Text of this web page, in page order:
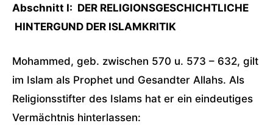
Abschnitt I: DER RELIGIONSGESCHICHTLICHE
HINTERGUND DER ISLAMKRITIK
Mohammed, geb. zwischen 570 u. 573 – 632, gilt
im Islam als Prophet und Gesandter Allahs. Als
Religionsstifter des Islams hat er ein eindeutiges
Vermächtnis hinterlassen: